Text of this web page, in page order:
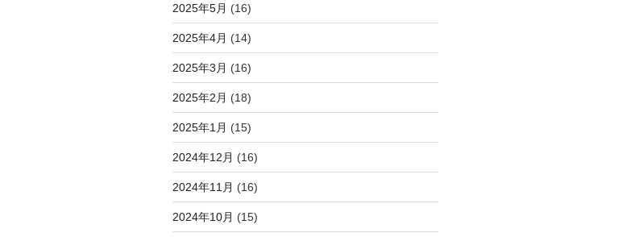
2025年5月 (16)
2025年4月 (14)
2025年3月 (16)
2025年2月 (18)
2025年1月 (15)
2024年12月 (16)
2024年11月 (16)
2024年10月 (15)